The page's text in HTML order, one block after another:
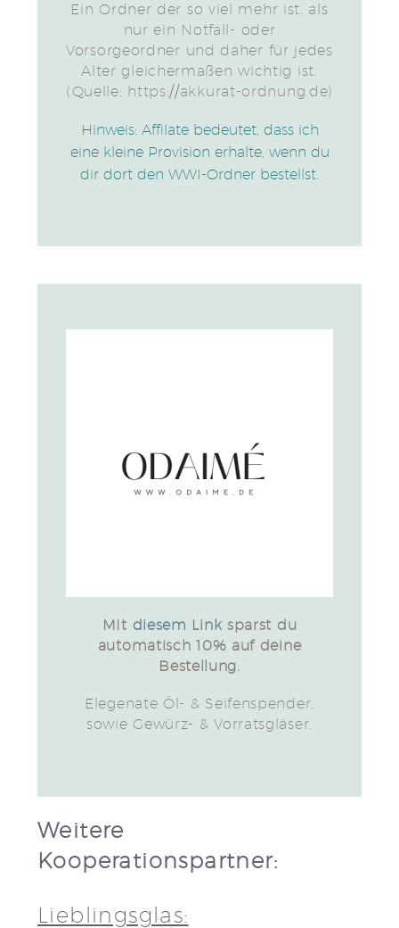
Ein Ordner der so viel mehr ist, als
nur ein Notfall- oder
Vorsorgeordner und daher für jedes
Alter gleichermaßen wichtig ist.
(Quelle: https://akkurat-ordnung.de)
Hinweis: Affilate bedeutet, dass ich
eine kleine Provision erhalte, wenn du
dir dort den WWI-Ordner bestellst.
MIt diesem Link sparst du
automatisch 10% auf deine
Bestellung.
Elegenate Öl- & Seifenspender,
sowie Gewürz- & Vorratsgläser.
Weitere
Kooperationspartner:
Lieblingsglas: